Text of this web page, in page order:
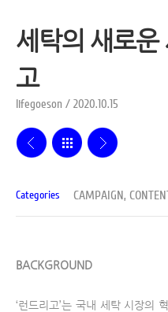
세탁의 새로운
고
lifegoeson / 2020.10.15
Categories CAMPAIGN,
BACKGROUND
‘런드리고’는 국내 세탁 시장의